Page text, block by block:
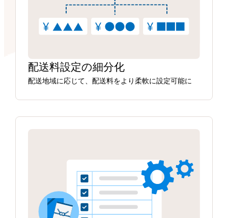
配送料設定の細分化
配送地域に応じて、配送料をより柔軟に設定可能に